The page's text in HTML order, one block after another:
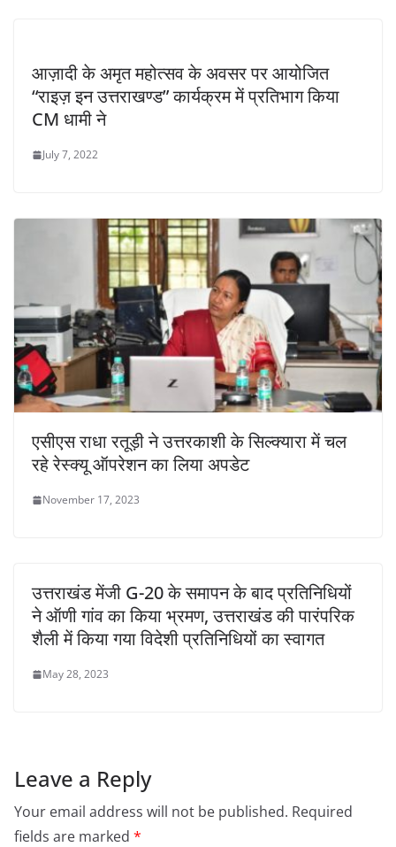
आज़ादी के अमृत महोत्सव के अवसर पर आयोजित
“राइज़ इन उत्तराखण्ड” कार्यक्रम में प्रतिभाग किया
CM धामी ने
July 7, 2022
एसीएस राधा रतूड़ी ने उत्तरकाशी के सिल्क्यारा में चल
रहे रेस्क्यू ऑपरेशन का लिया अपडेट
November 17, 2023
उत्तराखंड मेंजी G-20 के समापन के बाद प्रतिनिधियों
ने ऑणी गांव का किया भ्रमण, उत्तराखंड की पारंपरिक
शैली में किया गया विदेशी प्रतिनिधियों का स्वागत
May 28, 2023
Leave a Reply
Your email address will not be published. Required
fields are marked *